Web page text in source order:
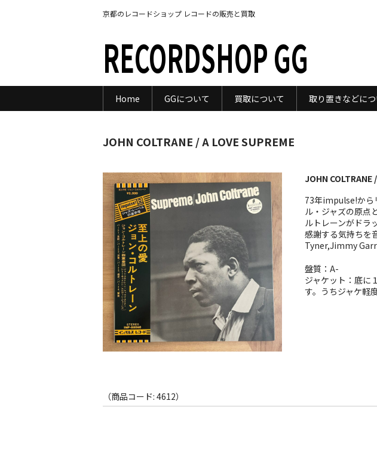
京都のレコードショップ レコードの販売と買取
RECORDSHOP GG
Home GGについて 買取について 取り置きなどに
JOHN COLTRANE / A LOVE SUPREME
JOHN COLTRANE
73年impulse!から
ル・ジャズの原点
ルトレーンがドラ
感謝する気持ちを
Tyner,Jimmy
盤質：A-
ジャケット：底に
す。うちジャケ軽
（商品コード: 4612）